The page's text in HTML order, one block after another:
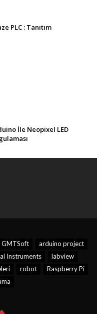
PLC : Tanıtım
İle Neopixel LED
GMTSoft
arduino project
Instruments
labview
robot
Raspberry Pi